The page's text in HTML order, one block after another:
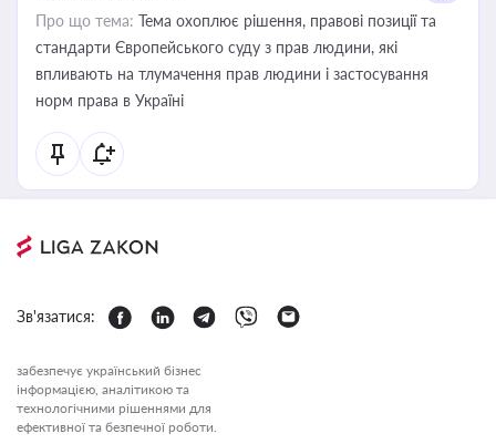
Про що тема: Тема охоплює рішення, правові позиції та
стандарти Європейського суду з прав людини, які
впливають на тлумачення прав людини і застосування
норм права в Україні
Зв'язатися:
забезпечує український бізнес
інформацією, аналітикою та
технологічними рішеннями для
ефективної та безпечної роботи.